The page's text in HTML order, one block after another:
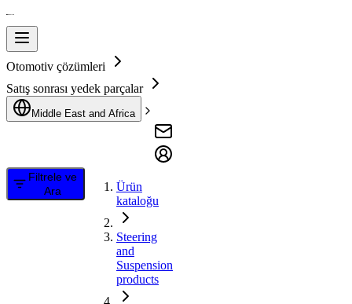
Otomotiv çözümleri
Satış sonrası yedek parçalar
Middle East and Africa
Filtrele ve
Ara
Ürün
kataloğu
Steering
and
Suspension
products